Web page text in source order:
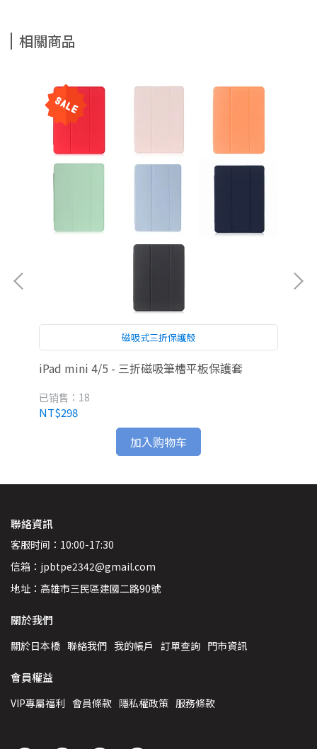
相關商品
磁吸式三折保護殼
iPad mini 4/5 - 三折磁吸筆槽平板保護套
已销售：18
NT$298
加入购物车
聯絡資訊
客服时间：10:00-17:30
信箱：jpbtpe2342@gmail.com
地址：高雄市三民區建國二路90號
關於我們
關於日本橋 聯絡我們 我的帳戶 訂單查詢 門市資訊
會員權益
VIP專屬福利 會員條款 隱私權政策 服務條款